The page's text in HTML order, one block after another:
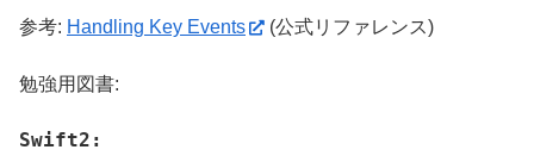
参考: Handling Key Events (公式リファレンス)
勉強用図書:
Swift2: